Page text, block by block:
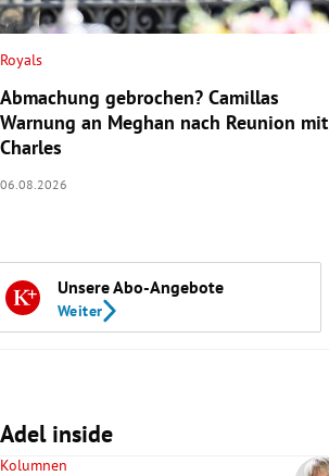
Royals
Abmachung gebrochen? Camillas
Warnung an Meghan nach Reunion mit
Charles
06.08.2026
Unsere Abo-Angebote
Weiter
Adel inside
Kolumnen